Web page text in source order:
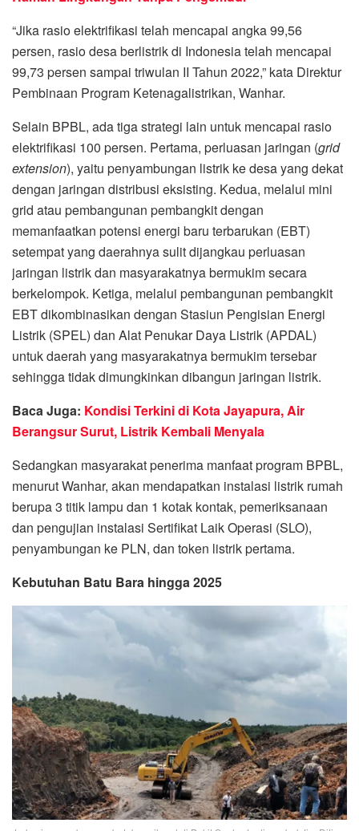
“Jika rasio elektrifikasi telah mencapai angka 99,56
persen, rasio desa berlistrik di Indonesia telah mencapai
99,73 persen sampai triwulan II Tahun 2022,” kata Direktur
Pembinaan Program Ketenagalistrikan, Wanhar.
Selain BPBL, ada tiga strategi lain untuk mencapai rasio
elektrifikasi 100 persen. Pertama, perluasan jaringan (grid
extension), yaitu penyambungan listrik ke desa yang dekat
dengan jaringan distribusi eksisting. Kedua, melalui mini
grid atau pembangunan pembangkit dengan
memanfaatkan potensi energi baru terbarukan (EBT)
setempat yang daerahnya sulit dijangkau perluasan
jaringan listrik dan masyarakatnya bermukim secara
berkelompok. Ketiga, melalui pembangunan pembangkit
EBT dikombinasikan dengan Stasiun Pengisian Energi
Listrik (SPEL) dan Alat Penukar Daya Listrik (APDAL)
untuk daerah yang masyarakatnya bermukim tersebar
sehingga tidak dimungkinkan dibangun jaringan listrik.
Baca Juga: Kondisi Terkini di Kota Jayapura, Air
Berangsur Surut, Listrik Kembali Menyala
Sedangkan masyarakat penerima manfaat program BPBL,
menurut Wanhar, akan mendapatkan instalasi listrik rumah
berupa 3 titik lampu dan 1 kotak kontak, pemeriksanaan
dan pengujian instalasi Sertifikat Laik Operasi (SLO),
penyambungan ke PLN, dan token listrik pertama.
Kebutuhan Batu Bara hingga 2025